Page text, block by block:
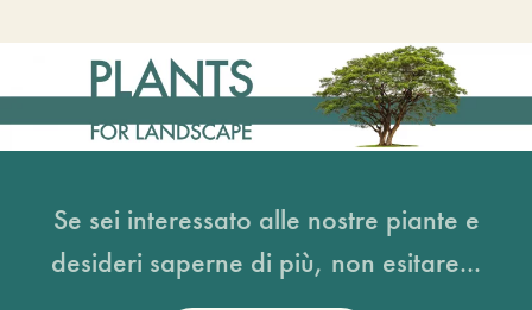
Se sei interessato alle nostre piante e
desideri saperne di più, non esitare...